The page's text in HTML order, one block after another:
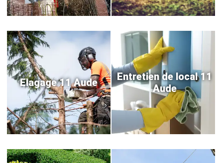
Elagage 11 Aude
Entretien de local 11
Aude